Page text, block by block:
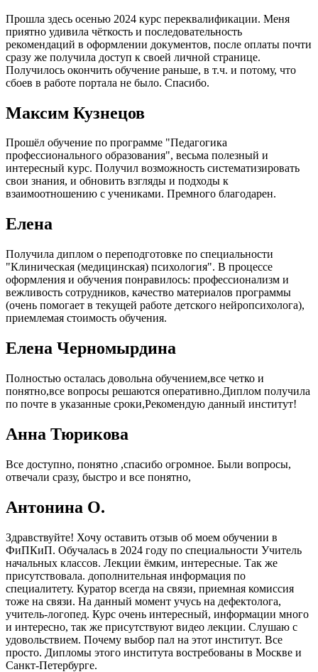
Прошла здесь осенью 2024 курс переквалификации. Меня
приятно удивила чёткость и последовательность
рекомендаций в оформлении документов, после оплаты почти
сразу же получила доступ к своей личной странице.
Получилось окончить обучение раньше, в т.ч. и потому, что
сбоев в работе портала не было. Спасибо.
Максим Кузнецов
Прошёл обучение по программе "Педагогика
профессионального образования", весьма полезный и
интересный курс. Получил возможность систематизировать
свои знания, и обновить взгляды и подходы к
взаимоотношению с учениками. Премного благодарен.
Елена
Получила диплом о переподготовке по специальности
"Клиническая (медицинская) психология". В процессе
оформления и обучения понравилось: профессионализм и
вежливость сотрудников, качество материалов программы
(очень помогает в текущей работе детского нейропсихолога),
приемлемая стоимость обучения.
Елена Черномырдина
Полностью осталась довольна обучением,все четко и
понятно,все вопросы решаются оперативно.Диплом получила
по почте в указанные сроки,Рекомендую данный институт!
Анна Тюрикова
Все доступно, понятно ,спасибо огромное. Были вопросы,
отвечали сразу, быстро и все понятно,
Антонина О.
Здравствуйте! Хочу оставить отзыв об моем обучении в
ФиПКиП. Обучалась в 2024 году по специальности Учитель
начальных классов. Лекции ёмким, интересные. Так же
присутствовала. дополнительная информация по
специалитету. Куратор всегда на связи, приемная комиссия
тоже на связи. На данный момент учусь на дефектолога,
учитель-логопед. Курс очень интересный, информации много
и интересно, так же присутствуют видео лекции. Слушаю с
удовольствием. Почему выбор пал на этот институт. Все
просто. Дипломы этого института востребованы в Москве и
Санкт-Петербурге.